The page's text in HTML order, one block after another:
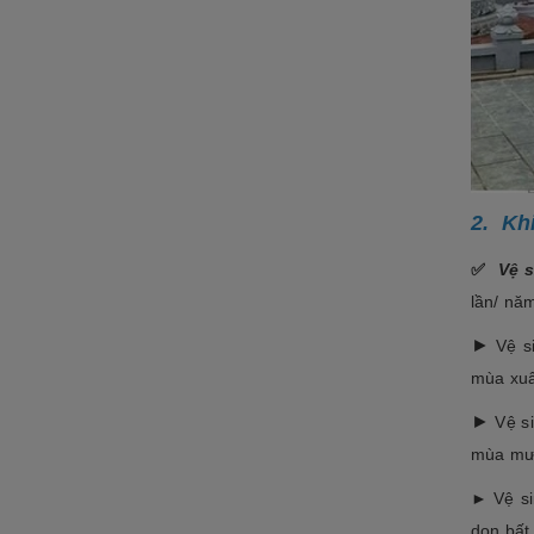
2.
✅ Vệ
lần/
► Vệ
mùa
►Vệ
mùa
► Vệ